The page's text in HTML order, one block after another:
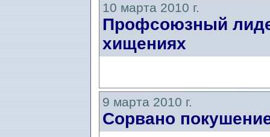
10 марта 2010 г.
Профсоюзный
хищениях
9 марта 2010 г.
Сорвано